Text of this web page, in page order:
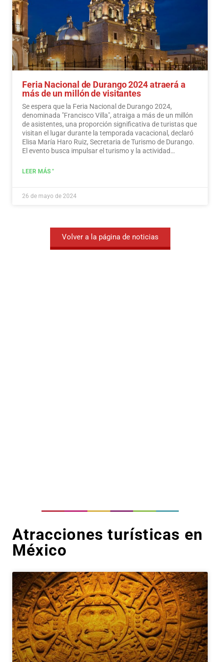
Feria Nacional de Durango 2024 atraerá a
más de un millón de visitantes
Se espera que la Feria Nacional de Durango 2024,
denominada "Francisco Villa", atraiga a más de un millón
de asistentes, una proporción significativa de turistas que
visitan el lugar durante la temporada vacacional, declaró
Elisa María Haro Ruiz, Secretaria de Turismo de Durango.
El evento busca impulsar el turismo y la actividad
LEER MÁS "
26 de mayo de 2024
Volver a la página de noticias
Atracciones turísticas en
México